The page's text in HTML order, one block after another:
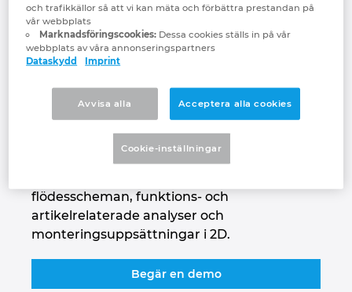
EPLAN Electric P8 stöder också en rad olika
metoder för fluidteknik – från manuell
skapande till standardiserade och
mallbaserade processer. När projektdata har
registrerats i scheman utgör de grunden för
automatisk sammanställning av maskin- och
flödesscheman, funktions- och
artikelrelaterade analyser och
monteringsuppsättningar i 2D.
Begär en demo
Denmark
Finland
Hungary
India
och trafikkällor så att vi kan mäta och förbättra prestandan på
vår webbplats
Marknadsföringscookies:Dessa cookies ställs in på vår
webbplats av våra annonseringspartners
Dataskydd
Imprint
Avvisa alla Acceptera alla cookies
Cookie-inställningar